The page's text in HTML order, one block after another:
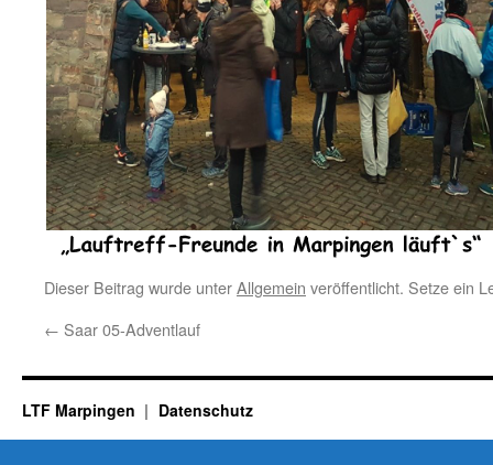
Dieser Beitrag wurde unterAllgemein veröffentlicht. Setze ein
← Saar 05-Adventlauf
LTF Marpingen Datenschutz